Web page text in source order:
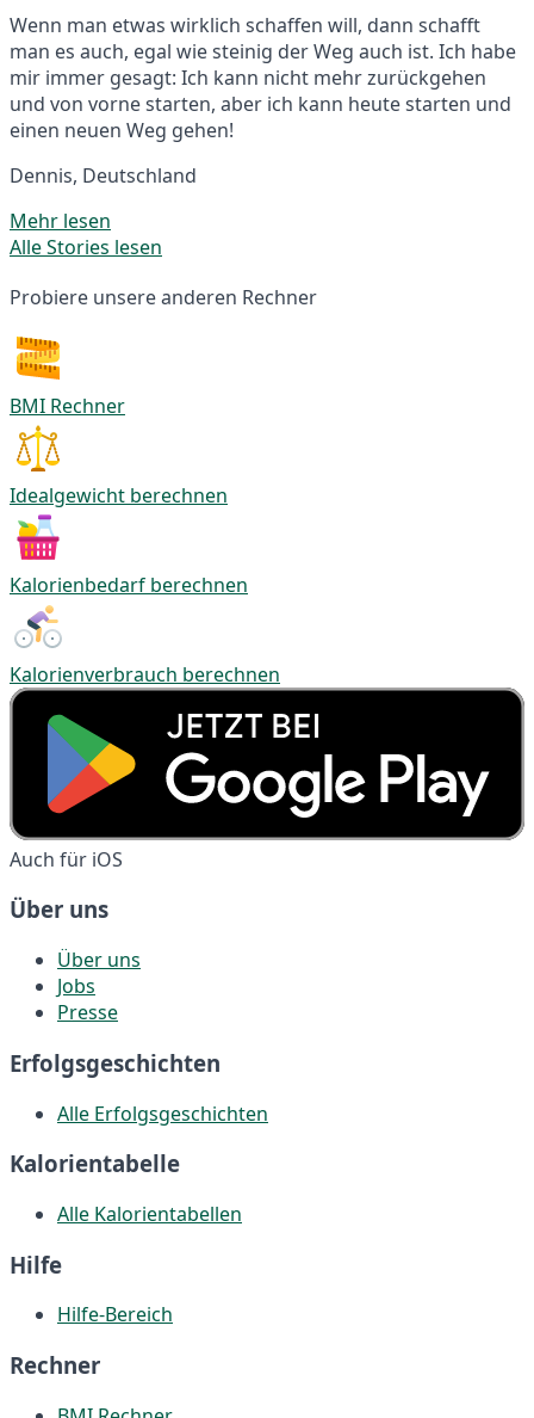
Wenn man etwas wirklich schaffen will, dann schafft
man es auch, egal wie steinig der Weg auch ist. Ich habe
mir immer gesagt: Ich kann nicht mehr zurückgehen
und von vorne starten, aber ich kann heute starten und
einen neuen Weg gehen!
Dennis, Deutschland
Mehr lesen
Alle Stories lesen
Probiere unsere anderen Rechner
BMI Rechner
Idealgewicht berechnen
Kalorienbedarf berechnen
Kalorienverbrauch berechnen
Auch für iOS
Über uns
Über uns
Jobs
Presse
Erfolgsgeschichten
Alle Erfolgsgeschichten
Kalorientabelle
Alle Kalorientabellen
Hilfe
Hilfe-Bereich
Rechner